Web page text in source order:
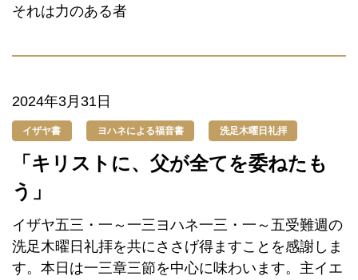
それは力のある者
2024年3月31日
イザヤ書 ヨハネによる福音書 洗足木曜日礼拝
「キリストに、父が全てを委ねたも
う」
イザヤ五三・一～一三ヨハネ一三・一～五受難週の
洗足木曜日礼拝を共にささげ得ますことを感謝しま
す。本日は一三章三節を中心に味わいます。主イエ